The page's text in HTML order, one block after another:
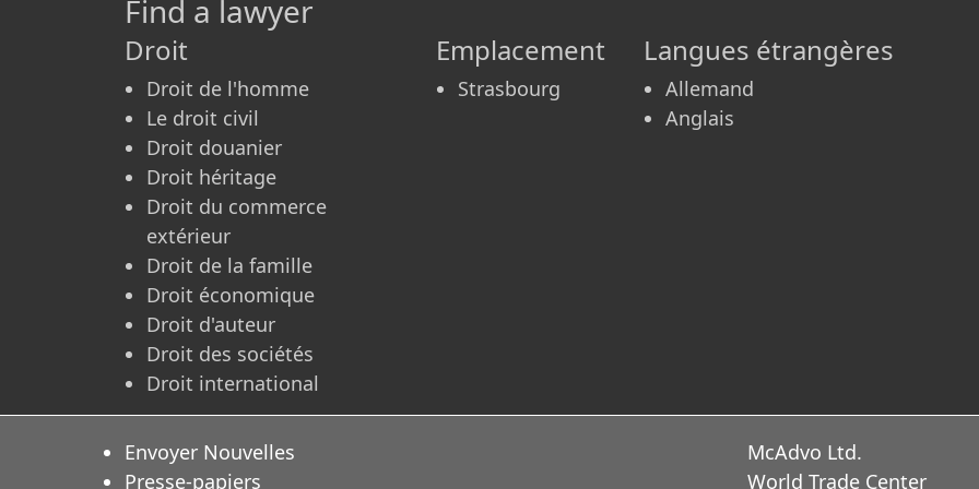
Find a lawyer
Droit
Droit de l'homme
Le droit civil
Droit douanier
Droit héritage
Droit du commerce
extérieur
Droit de la famille
Droit économique
Droit d'auteur
Droit des sociétés
Droit international
Emplacement
Strasbourg
Langues étrangères
Allemand
Anglais
Envoyer Nouvelles
Presse-papiers
McAdvo Ltd.
World Trade Center